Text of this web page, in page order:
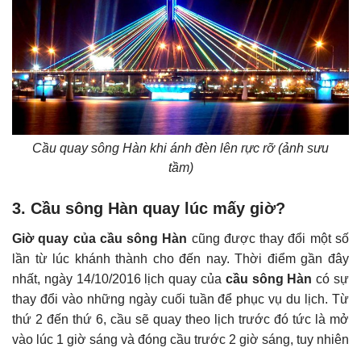
Cầu quay sông Hàn khi ánh đèn lên rực rỡ (ảnh sưu
tầm)
3. Cầu sông Hàn quay lúc mấy giờ?
Giờ quay của cầu sông Hàn cũng được thay đổi một số
lần từ lúc khánh thành cho đến nay. Thời điểm gần đây
nhất, ngày 14/10/2016 lịch quay của cầu sông Hàn có sự
thay đổi vào những ngày cuối tuần để phục vụ du lịch. Từ
thứ 2 đến thứ 6, cầu sẽ quay theo lịch trước đó tức là mở
vào lúc 1 giờ sáng và đóng cầu trước 2 giờ sáng, tuy nhiên